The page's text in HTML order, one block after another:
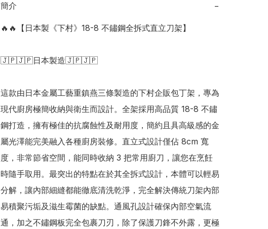
簡介 −
🔥🔥【日本製《下村》18-8 不鏽鋼全拆式直立刀架】
🇯🇵🇯🇵日本製造🇯🇵🇯🇵
這款由日本金屬工藝重鎮燕三條製造的下村企販包丁架，專為
現代廚房極簡收納與衛生而設計。全架採用高品質 18-8 不鏽
鋼打造，擁有極佳的抗腐蝕性及耐用度，簡約且具高級感的金
屬光澤能完美融入各種廚房裝修。直立式設計僅佔 8cm 寬
度，非常節省空間，能同時收納 3 把常用廚刀，讓您在烹飪
時隨手取用。最突出的特點在於其全拆式設計，本體可以輕易
分解，讓內部細縫都能徹底清洗乾淨，完全解決傳統刀架內部
易積聚污垢及滋生霉菌的缺點。通風孔設計確保內部空氣流
通，加之不鏽鋼板完全包裹刀刃，除了保護刀鋒不外露，更極